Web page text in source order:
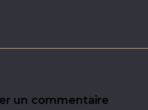
un commentaire